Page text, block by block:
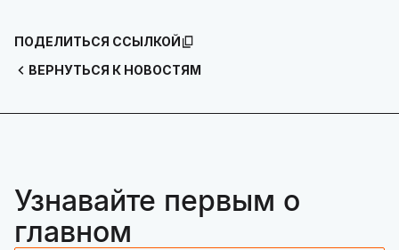
ВЕРНУТЬСЯ К НОВОСТЯМ
ПОДЕЛИТЬСЯ ССЫЛКОЙ
Узнавайте первым о
главном